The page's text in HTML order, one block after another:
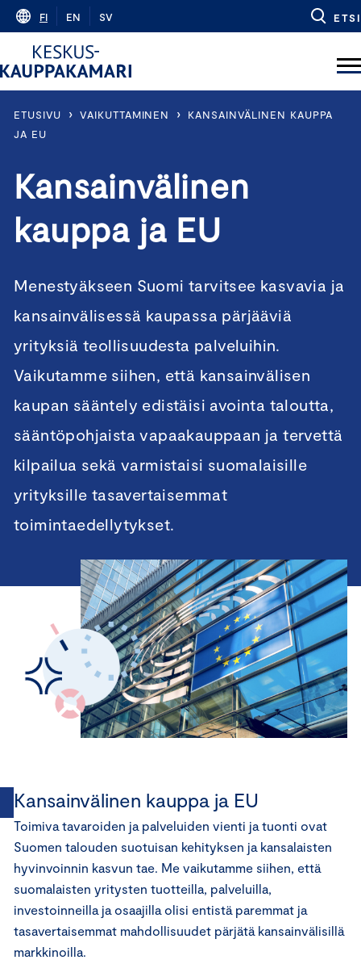
Skip
content
FI EN SV ETSI
ETUSIVU › VAIKUTTAMINEN ›
KANSAINVÄLINEN KAUPPA
JA EU
Kansainvälinen
kauppa ja EU
Menestyäkseen Suomi tarvitsee kasvavia ja
kansainvälisessä kaupassa pärjääviä
yrityksiä teollisuudesta palveluihin.
Vaikutamme siihen, että kansainvälisen
kaupan sääntely edistäisi avointa taloutta,
sääntöpohjaista vapaakauppaan ja tervettä
kilpailua sekä varmistaisi suomalaisille
yrityksille tasavertaisemmat
toimintaedellytykset.
Kansainvälinen kauppa ja EU
Toimiva tavaroiden ja palveluiden vienti ja tuonti ovat
Suomen talouden suotuisan kehityksen ja kansalaisten
hyvinvoinnin kasvun tae. Me vaikutamme siihen, että
suomalaisten yritysten tuotteilla, palveluilla,
investoinneilla ja osaajilla olisi entistä paremmat ja
tasavertaisemmat mahdollisuudet pärjätä kansainvälisillä
markkinoilla.